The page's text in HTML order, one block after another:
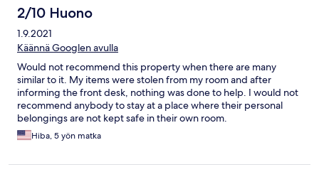
2/10 Huono
1.9.2021
Käännä Googlen avulla
Would not recommend this property when there are many
similar to it. My items were stolen from my room and after
informing the front desk, nothing was done to help. I would not
recommend anybody to stay at a place where their personal
belongings are not kept safe in their own room.
Hiba, 5 yön matka